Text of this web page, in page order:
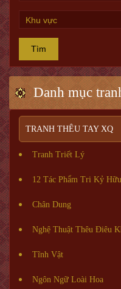
Tìm
Danh mục
TRANH THÊU TAY XQ
Tranh Triết Lý
12 Tác Phẩm Tri Kỷ Hữu
Chân Dung
Nghệ Thuật Thêu Điêu
Tĩnh Vật
Ngôn Ngữ Loài Hoa